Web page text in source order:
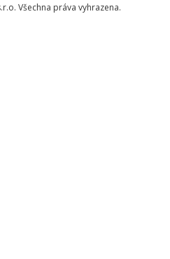
Všechna práva vyhrazena.